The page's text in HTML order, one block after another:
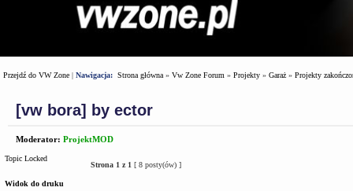
Przejdź do VW Zone | Nawigacja: Strona główna » Vw Zone Forum » Projekty » Garaż » Projekty
[vw bora] by ector
Moderator: ProjektMOD
Topic Locked
Strona 1 z 1 [ 8 posty(ów) ]
Widok do druku